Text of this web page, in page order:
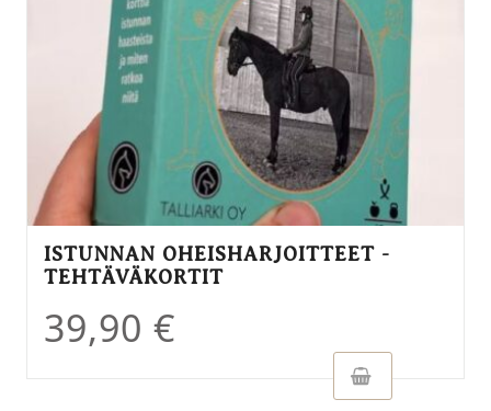
ISTUNNAN OHEISHARJOITTEET -
TEHTÄVÄKORTIT
39,90 €